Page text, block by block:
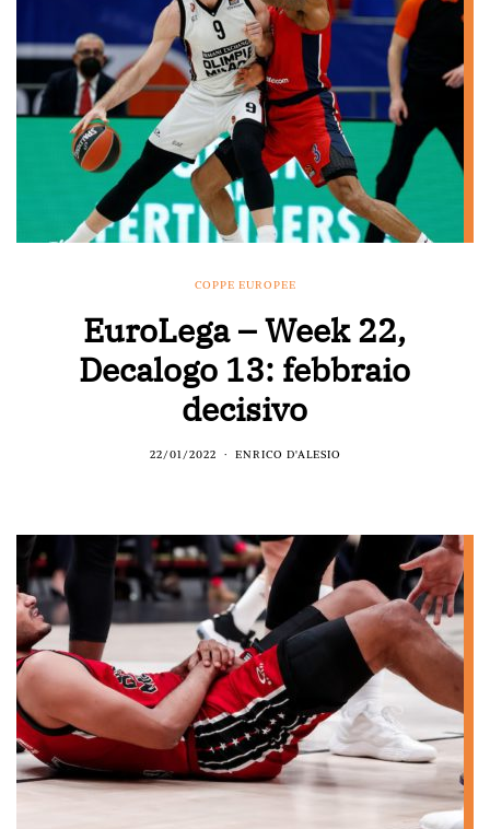
COPPE EUROPEE
EuroLega – Week 22,
Decalogo 13: febbraio
decisivo
22/01/2022 ENRICO D'ALESIO